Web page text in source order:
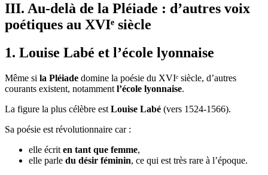
III. Au-delà de la Pléiade : d’autres voix
poétiques au XVIᵉ siècle
1. Louise Labé et l’école lyonnaise
Même si la Pléiade domine la poésie du XVIᵉ siècle, d’autres
courants existent, notamment l’école lyonnaise.
La figure la plus célèbre est Louise Labé (vers 1524-1566).
Sa poésie est révolutionnaire car :
elle écrit en tant que femme,
elle parle du désir féminin, ce qui est très rare à l’époque.